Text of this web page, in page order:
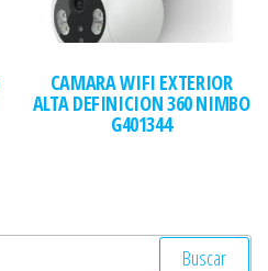
CAMARA WIFI EXTERIOR
ALTA DEFINICION 360 NIMBO
G401344